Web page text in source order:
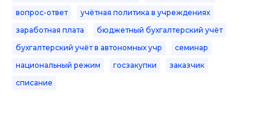
вопрос-ответ
учётная политика в учреждениях
заработная плата
бюджетный бухгалтерский учёт
бухгалтерский учёт в автономных учр
семинар
национальный режим
госзакупки
заказчик
списание